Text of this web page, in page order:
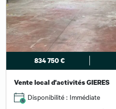
834 750 €
Vente local d'activités GIERES
Disponibilité : Immédiate